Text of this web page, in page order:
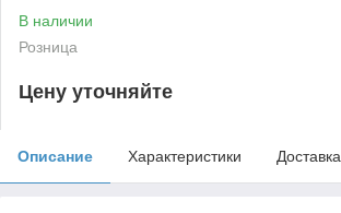
В наличии
Розница
Цену уточняйте
Описание Характеристики Доставка